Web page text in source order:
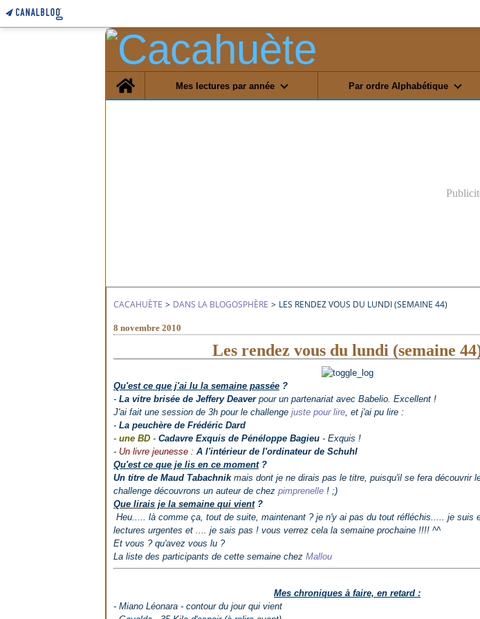
Home
Mes lectures par année
Par ordre Alphabétique
CACAHUÈTE > DANS LA BLOGOSPHÈRE > LES RENDEZ VOUS DU LUNDI (SEMAINE 44)
8 novembre 2010
Les rendez vous du lundi (semaine
Qu'est ce que j'ai lu la semaine passée ?
- La vitre brisée de Jeffery Deaver pour un partenariat avec Babelio. Excellent !
J'ai fait une session de 3h pour le challenge juste pour lire, et j'ai pu lire :
- La peuchère de Frédéric Dard
- une BD - Cadavre Exquis de Pénéloppe Bagieu - Exquis !
- Un livre jeunesse : A l'intérieur de l'ordinateur de Schuhl
Qu'est ce que je lis en ce moment?
Un titre de Maud Tabachnik mais dont je ne dirais pas le titre, puisqu'il se fera découvrir
challenge découvrons un auteur de chez pimprenelle ! ;)
Que lirais je la semaine qui vient?
Heu..... là comme ça, tout de suite, maintenant ? je n'y ai pas du tout réfléchis..... je suis
lectures urgentes et .... je sais pas ! vous verrez cela la semaine prochaine !!!! ^^
Et vous ? qu'avez vous lu ?
La liste des participants de cette semaine chez Mallou
Mes chroniques à faire, en retard :
- Miano Léonara - contour du jour qui vient